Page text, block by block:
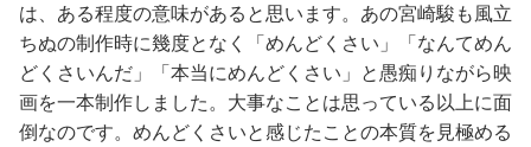
は、ある程度の意味があると思います。あの宮崎駿も風立
ちぬの制作時に幾度となく「めんどくさい」「なんてめん
どくさいんだ」「本当にめんどくさい」と愚痴りながら映
画を一本制作しました。大事なことは思っている以上に面
倒なのです。めんどくさいと感じたことの本質を見極める